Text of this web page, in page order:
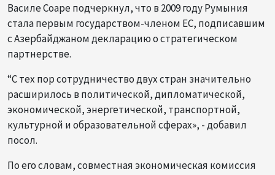
Василе Соаре подчеркнул, что в 2009 году Румыния
стала первым государством-членом ЕС, подписавшим
с Азербайджаном декларацию о стратегическом
партнерстве.
“С тех пор сотрудничество двух стран значительно
расширилось в политической, дипломатической,
экономической, энергетической, транспортной,
культурной и образовательной сферах», - добавил
посол.
По его словам, совместная экономическая комиссия